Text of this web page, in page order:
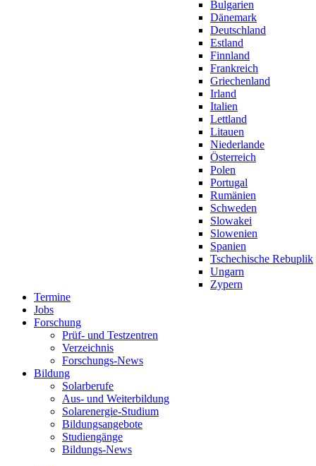
Bulgarien
Dänemark
Deutschland
Estland
Finnland
Frankreich
Griechenland
Irland
Italien
Lettland
Litauen
Niederlande
Österreich
Polen
Portugal
Rumänien
Schweden
Slowakei
Slowenien
Spanien
Tschechische Rebuplik
Ungarn
Zypern
Termine
Jobs
Forschung
Prüf- und Testzentren
Verzeichnis
Forschungs-News
Bildung
Solarberufe
Aus- und Weiterbildung
Solarenergie-Studium
Bildungsangebote
Studiengänge
Bildungs-News